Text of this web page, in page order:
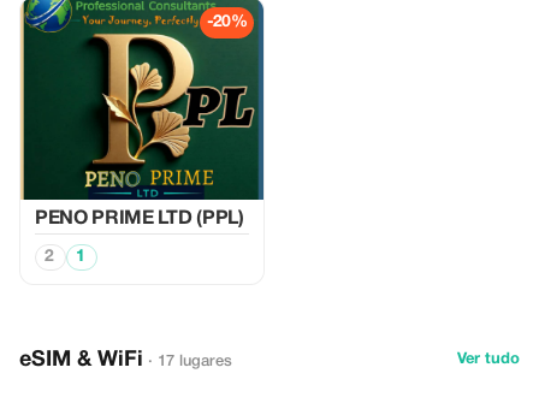
-20%
PENO PRIME LTD (PPL)
2 1
eSIM & WiFi · 17 lugares Ver tudo